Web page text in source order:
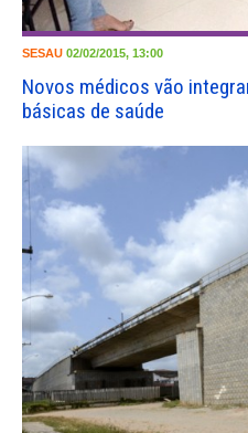
SESAU 02/02/2015, 13:00
Novos médicos vão
básicas de saúde